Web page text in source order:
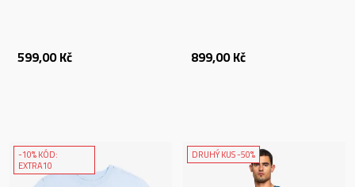
599,00 Kč 899,00 Kč
-10% KÓD:
EXTRA10
DRUHÝ KUS -50%